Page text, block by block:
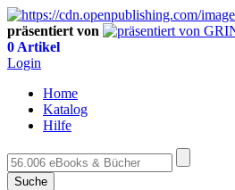
präsentiert von
0 Artikel
Login
Home
Katalog
Hilfe
Suche